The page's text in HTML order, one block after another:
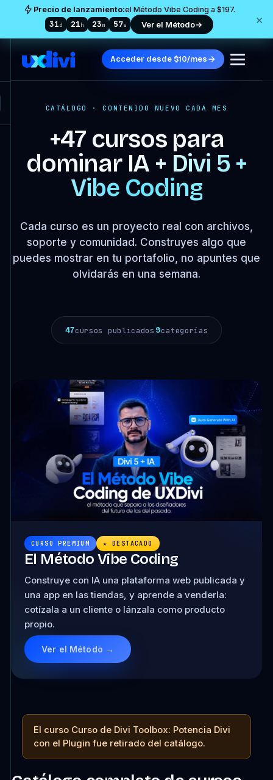
Precio de lanzamiento:el Método Vibe Coding a $197.
31d 21h 23m 55s Ver el Método→ ×
Acceder desde $10/mes
CATÁLOGO · CONTENIDO NUEVO CADA MES
+47 cursos para
dominar IA + Divi 5 +
Vibe Coding
Cada curso es un proyecto real con archivos,
soporte y comunidad. Construyes algo que
puedes mostrar en tu portafolio, no apuntes que
olvidarás en una semana.
47cursos publicados 9categorías
CURSO PREMIUM ★ DESTACADO
El Método Vibe Coding
Construye con IA una plataforma web publicada y
una app en las tiendas, y aprende a venderla:
cotízala a un cliente o lánzala como producto
propio.
Ver el Método →
El curso Curso de Divi Toolbox: Potencia Divi
con el Plugin fue retirado del catálogo.